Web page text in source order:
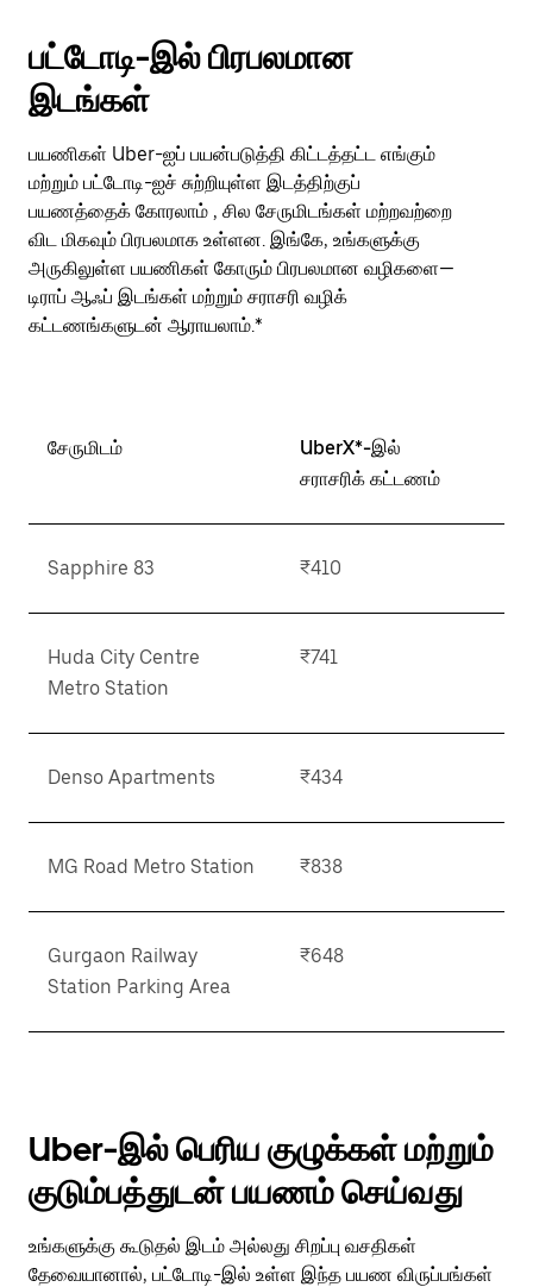
பட்டோடி-இல் பிரபலமான
இடங்கள்
பயணிகள் Uber-ஐப் பயன்படுத்தி கிட்டத்தட்ட எங்கும்
மற்றும் பட்டோடி-ஐச் சுற்றியுள்ள இடத்திற்குப்
பயணத்தைக் கோரலாம் , சில சேருமிடங்கள் மற்றவற்றை
விட மிகவும் பிரபலமாக உள்ளன. இங்கே, உங்களுக்கு
அருகிலுள்ள பயணிகள் கோரும் பிரபலமான வழிகளை—
டிராப் ஆஃப் இடங்கள் மற்றும் சராசரி வழிக்
கட்டணங்களுடன் ஆராயலாம்.*
சேருமிடம்
UberX*-இல்
சராசரிக் கட்டணம்
Sapphire 83 ₹410
Huda City Centre
Metro Station
₹741
Denso Apartments ₹434
MG Road Metro Station ₹838
Gurgaon Railway
Station Parking Area
₹648
Uber-இல் பெரிய குழுக்கள் மற்றும்
குடும்பத்துடன் பயணம் செய்வது
உங்களுக்கு கூடுதல் இடம் அல்லது சிறப்பு வசதிகள்
தேவையானால், பட்டோடி-இல் உள்ள இந்த பயண விருப்பங்கள்